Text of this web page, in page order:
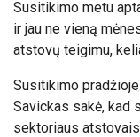
Susitikimo metu
ir jau ne vieną
atstovų teigimu,
Susitikimo
Savickas sakė, kad
sektoriaus